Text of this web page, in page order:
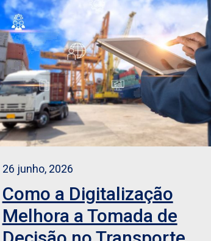
26 junho, 2026
Como a Digitalização
Melhora a Tomada de